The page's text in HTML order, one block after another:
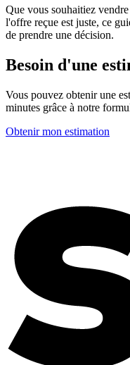
Que vous souhaitiez
l'offre reçue est juste, ce
de prendre une décision.
Besoin d'une
Vous pouvez obtenir une
minutes grâce à notre
Obtenir mon estimation